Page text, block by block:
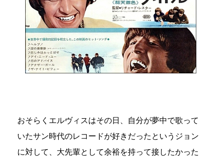
おそらくエルヴィスはその日、自分が夢中で歌って
いたサン時代のレコードが好きだったというジョン
に対して、大先輩として余裕を持って接したかった